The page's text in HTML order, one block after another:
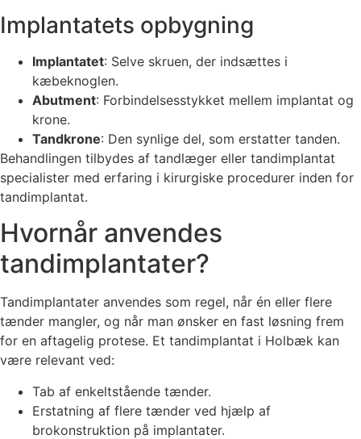
Implantatets opbygning
Implantatet: Selve skruen, der indsættes i
kæbeknoglen.
Abutment: Forbindelsesstykket mellem implantat og
krone.
Tandkrone: Den synlige del, som erstatter tanden.
Behandlingen tilbydes af tandlæger eller tandimplantat
specialister med erfaring i kirurgiske procedurer inden for
tandimplantat.
Hvornår anvendes
tandimplantater?
Tandimplantater anvendes som regel, når én eller flere
tænder mangler, og når man ønsker en fast løsning frem
for en aftagelig protese. Et tandimplantat i Holbæk kan
være relevant ved:
Tab af enkeltstående tænder.
Erstatning af flere tænder ved hjælp af
brokonstruktion på implantater.